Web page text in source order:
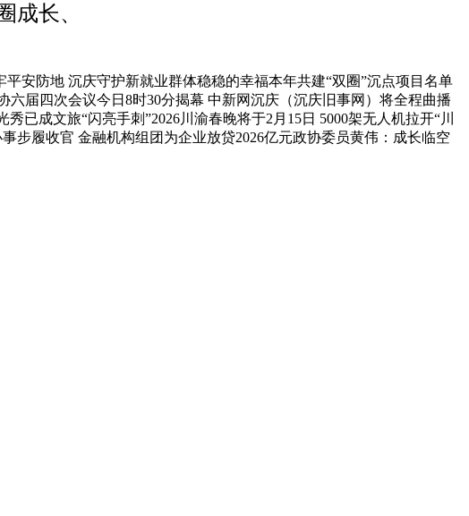
成长、
防地 沉庆守护新就业群体稳稳的幸福本年共建“双圈”沉点项目名单
届四次会议今日8时30分揭幕 中新网沉庆（沉庆旧事网）将全程曲播
已成文旅“闪亮手刺”2026川渝春晚将于2月15日 5000架无人机拉开“川
步履收官 金融机构组团为企业放贷2026亿元政协委员黄伟：成长临空